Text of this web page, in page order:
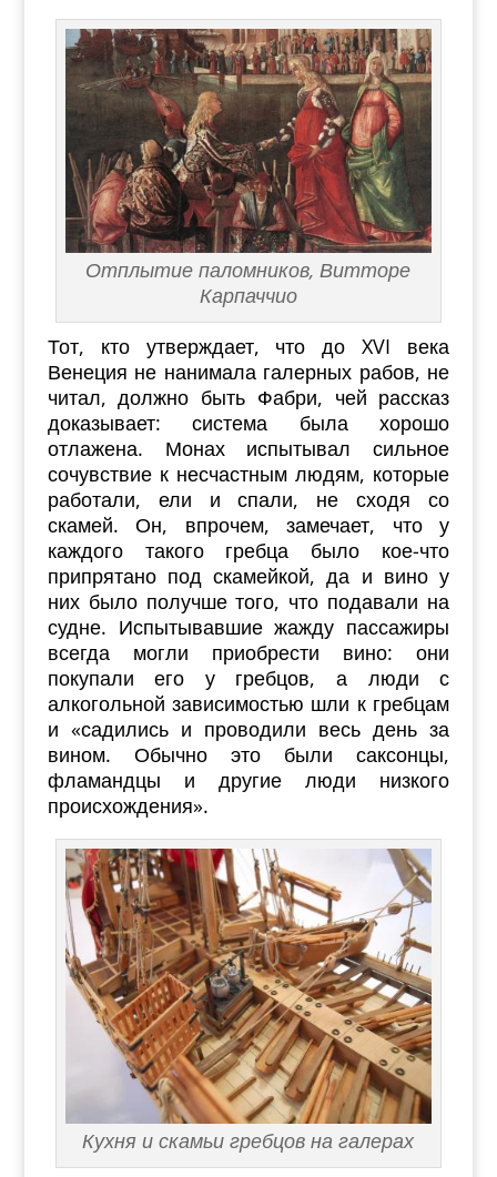
Отплытие паломников, Витторе
Карпаччио
Тот, кто утверждает, что до XVI века
Венеция не нанимала галерных рабов, не
читал, должно быть Фабри, чей рассказ
доказывает: система была хорошо
отлажена. Монах испытывал сильное
сочувствие к несчастным людям, которые
работали, ели и спали, не сходя со
скамей. Он, впрочем, замечает, что у
каждого такого гребца было кое-что
припрятано под скамейкой, да и вино у
них было получше того, что подавали на
судне. Испытывавшие жажду пассажиры
всегда могли приобрести вино: они
покупали его у гребцов, а люди с
алкогольной зависимостью шли к гребцам
и «садились и проводили весь день за
вином. Обычно это были саксонцы,
фламандцы и другие люди низкого
происхождения».
Кухня и скамьи гребцов на галерах